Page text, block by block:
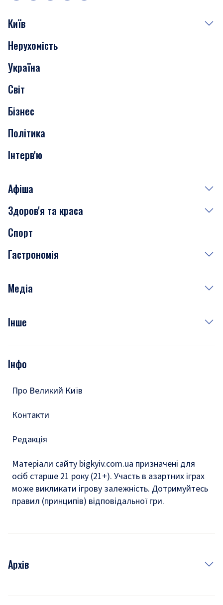
Київ
Події
Скандали
Нерухомість
Транспорт
Нерухомість
Україна
Світ
Бізнес
Політика
Інтерв'ю
Афіша
Сьогодні
Завтра
Субота
Здоров'я та краса
Медицина
Краса
Спорт
Гастрономія
Рецепти
Медіа
Фото
Подкасти
Інше
Тести
Інфо
Про Великий Київ
Контакти
Редакція
Матеріали сайту bigkyiv.com.ua призначені для
осіб старше 21 року (21+). Участь в азартних іграх
може викликати ігрову залежність. Дотримуйтесь
правил (принципів) відповідальної гри.
Архів